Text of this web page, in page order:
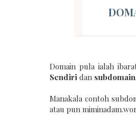
Domain pula ialah
Sendiri dan subdomain
Manakala contoh
atau pun